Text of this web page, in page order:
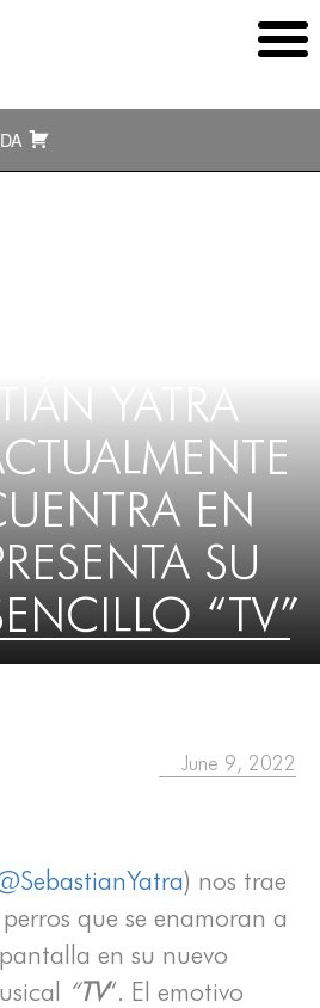
YATRA
EN
SU
“TV”
June 9, 2022
) nos trae
que se enamoran a
en su nuevo
“TV“. El emotivo